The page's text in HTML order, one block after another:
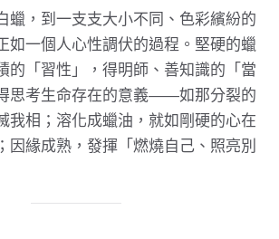
蠟，到一支支大小不同、色彩繽紛的
如一個人心性調伏的過程。堅硬的蠟
的「習性」，得明師、善知識的「當
思考生命存在的意義——如那分裂的
我相；溶化成蠟油，就如剛硬的心在
因緣成熟，發揮「燃燒自己、照亮別